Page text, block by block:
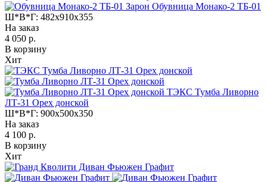
Зарон Обувница Монако-2 ТБ-01
Ш*В*Г: 482x910x355
На заказ
4 050 р.
В корзину
Хит
ТЭКС Тумба Ливорно
ЛТ-31 Орех донской
Ш*В*Г: 900x500x350
На заказ
4 100 р.
В корзину
Хит